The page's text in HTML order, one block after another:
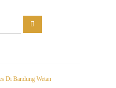
C
Di Bandung Wetan